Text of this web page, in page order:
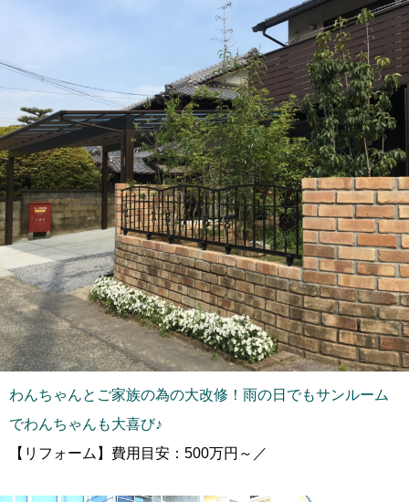
わんちゃんとご家族の為の大改修！雨の日でもサンルーム
でわんちゃんも大喜び♪
【リフォーム】費用目安：500万円～／